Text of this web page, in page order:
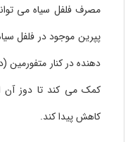
مصرف فلفل سیاه می
پپرین موجود در فلفل
دهنده در کنار متفورمین
کمک می کند تا دوز آن
کاهش پیدا کند.